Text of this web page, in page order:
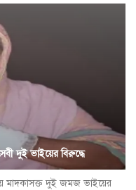
দুই ভাইয়ের বিরুদ্ধে
মাদকাসক্ত দুই জমজ ভাইয়ের